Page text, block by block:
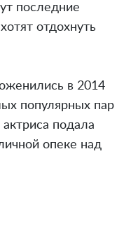
последние
отдохнуть
в 2014
популярных пар
актриса подала
опеке над